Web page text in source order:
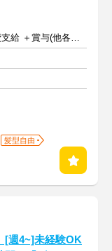
月給25万円以上 ＋ 交通費支給 ＋賞与(他各種手当)
髪型自由
[週4~]未経験OK